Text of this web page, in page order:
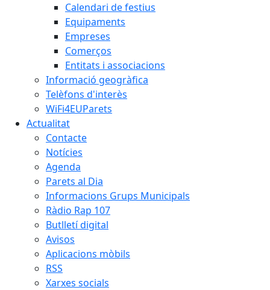
Calendari de festius
Equipaments
Empreses
Comerços
Entitats i associacions
Informació geogràfica
Telèfons d'interès
WiFi4EUParets
Actualitat
Contacte
Notícies
Agenda
Parets al Dia
Informacions Grups Municipals
Ràdio Rap 107
Butlletí digital
Avisos
Aplicacions mòbils
RSS
Xarxes socials